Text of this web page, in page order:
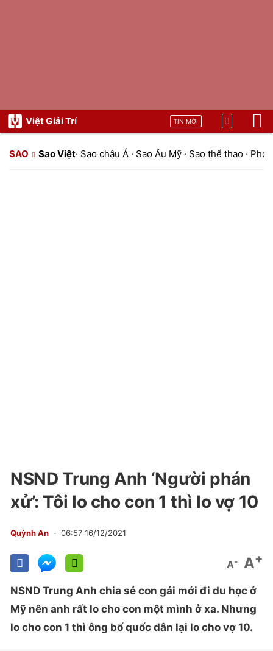
Việt Giải Trí TIN MỚI
SAO Sao Việt· Sao châu Á · Sao Âu Mỹ · Sao thể thao ·
NSND Trung Anh ‘Người phán
xử’: Tôi lo cho con 1 thì lo vợ 10
Quỳnh An 06:57 16/12/2021
A- A+
NSND Trung Anh chia sẻ con gái mới đi du học ở
Mỹ nên anh rất lo cho con một mình ở xa. Nhưng
lo cho con 1 thì ông bố quốc dân lại lo cho vợ 10.